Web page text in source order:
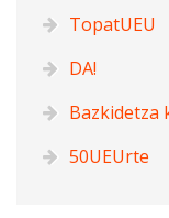
TopatUEU
DA!
Bazkidetza
50UEUrte